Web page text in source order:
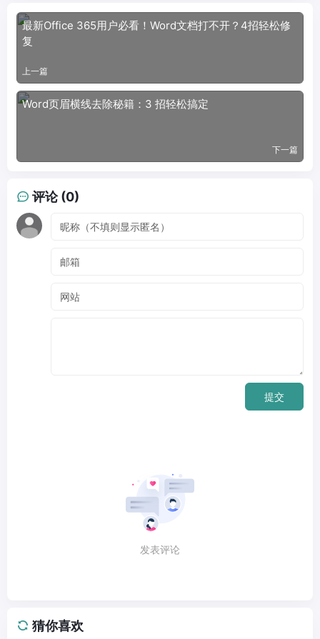
最新Office 365用户必看！Word文档打不开？4招轻松修
复
上一篇
Word页眉横线去除秘籍：3 招轻松搞定
下一篇
评论 (0)
提交
发表评论
猜你喜欢